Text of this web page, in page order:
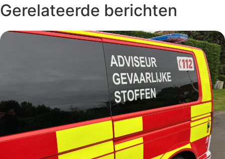
Gerelateerde berichten